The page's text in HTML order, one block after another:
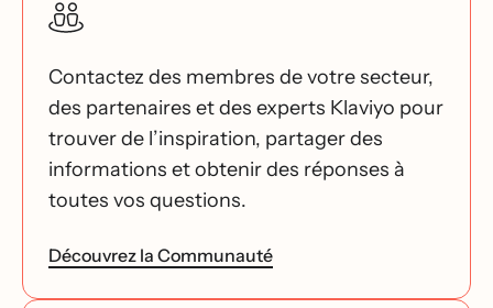
Contactez des membres de votre secteur,
des partenaires et des experts Klaviyo pour
trouver de l’inspiration, partager des
informations et obtenir des réponses à
toutes vos questions.
Découvrez la Communauté